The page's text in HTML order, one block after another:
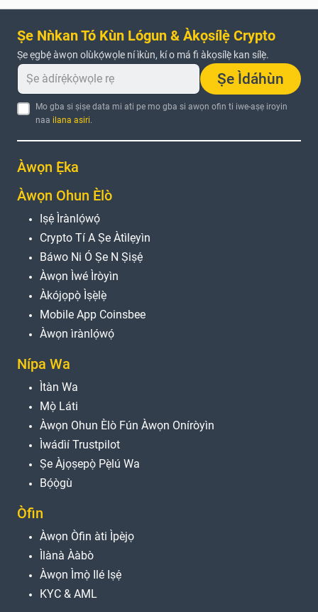
Ṣe Nǹkan Tó Kùn Lógun & Àkọsílẹ̀ Crypto
Ṣe ẹgbẹ́ àwọn olùkọ́wọle ní ìkùn, kí o má fi àkọsílẹ̀ kan sílẹ̀.
Ṣe Ìdáhùn
Mo gba si ṣiṣe data mi ati pe mo gba si awọn ofin ti iwe-aṣẹ iroyin
naa ilana asiri.
Àwọn Ẹ̀ka
Àwọn Ohun Èlò
Iṣẹ́ Ìrànlọ́wọ́
Crypto Tí A Ṣe Àtìlẹyìn
Báwo Ni Ó Ṣe N Ṣiṣẹ́
Àwọn Ìwé Ìròyìn
Àkójọpọ̀ Ìṣẹ̀lẹ̀
Mobile App Coinsbee
Àwọn ìrànlọ́wọ́
Nípa Wa
Ìtàn Wa
Mọ̀ Láti
Àwọn Ohun Èlò Fún Àwọn Oníròyìn
Ìwádìí Trustpilot
Ṣe Àjọṣepọ̀ Pẹ̀lú Wa
Bọ́ọ̀gù
Òfin
Àwọn Òfin àti Ìpèjọ
Ìlànà Ààbò
Àwọn Ìmọ̀ Ilé Iṣẹ́
KYC & AML